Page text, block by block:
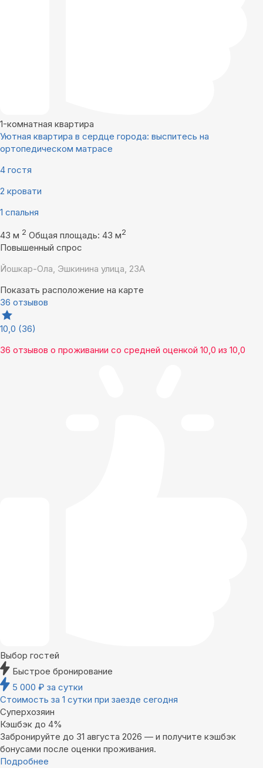
1-комнатная квартира
Уютная квартира в сердце города: выспитесь на
ортопедическом матрасе
4 гостя
2 кровати
1 спальня
43 м 2 Общая площадь: 43 м2
Повышенный спрос
Йошкар-Ола, Эшкинина улица, 23А
Показать расположение на карте
36 отзывов
10,0 (36)
36 отзывов о проживании со средней оценкой 10,0 из 10,0
Выбор гостей
Быстрое бронирование
5 000 ₽ за сутки
Стоимость за 1 сутки при заезде сегодня
Суперхозяин
Кэшбэк до 4%
Забронируйте до 31 августа 2026 — и получите кэшбэк
бонусами после оценки проживания.
Подробнее